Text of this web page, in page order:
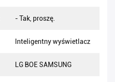
- Tak, proszę.
Inteligentny wyświetlacz
LG BOE SAMSUNG